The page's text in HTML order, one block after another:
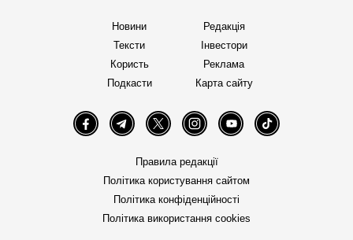
Новини
Тексти
Користь
Подкасти
Редакція
Інвестори
Реклама
Карта сайту
FacebookTelegramTwitter InstagramYouTube TikTok
Правила редакції
Політика користування сайтом
Політика конфіденційності
Політика використання cookies